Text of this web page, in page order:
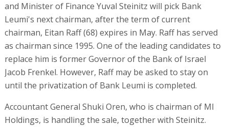
and Minister of Finance Yuval Steinitz will pick Bank
Leumi's next chairman, after the term of current
chairman, Eitan Raff (68) expires in May. Raff has served
as chairman since 1995. One of the leading candidates to
replace him is former Governor of the Bank of Israel
Jacob Frenkel. However, Raff may be asked to stay on
until the privatization of Bank Leumi is completed.
Accountant General Shuki Oren, who is chairman of MI
Holdings, is handling the sale, together with Steinitz.